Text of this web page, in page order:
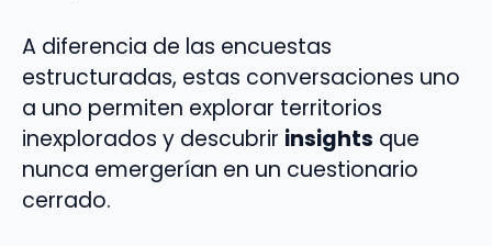
A diferencia de las encuestas
estructuradas, estas conversaciones uno
a uno permiten explorar territorios
inexplorados y descubrir insights que
nunca emergerían en un cuestionario
cerrado.